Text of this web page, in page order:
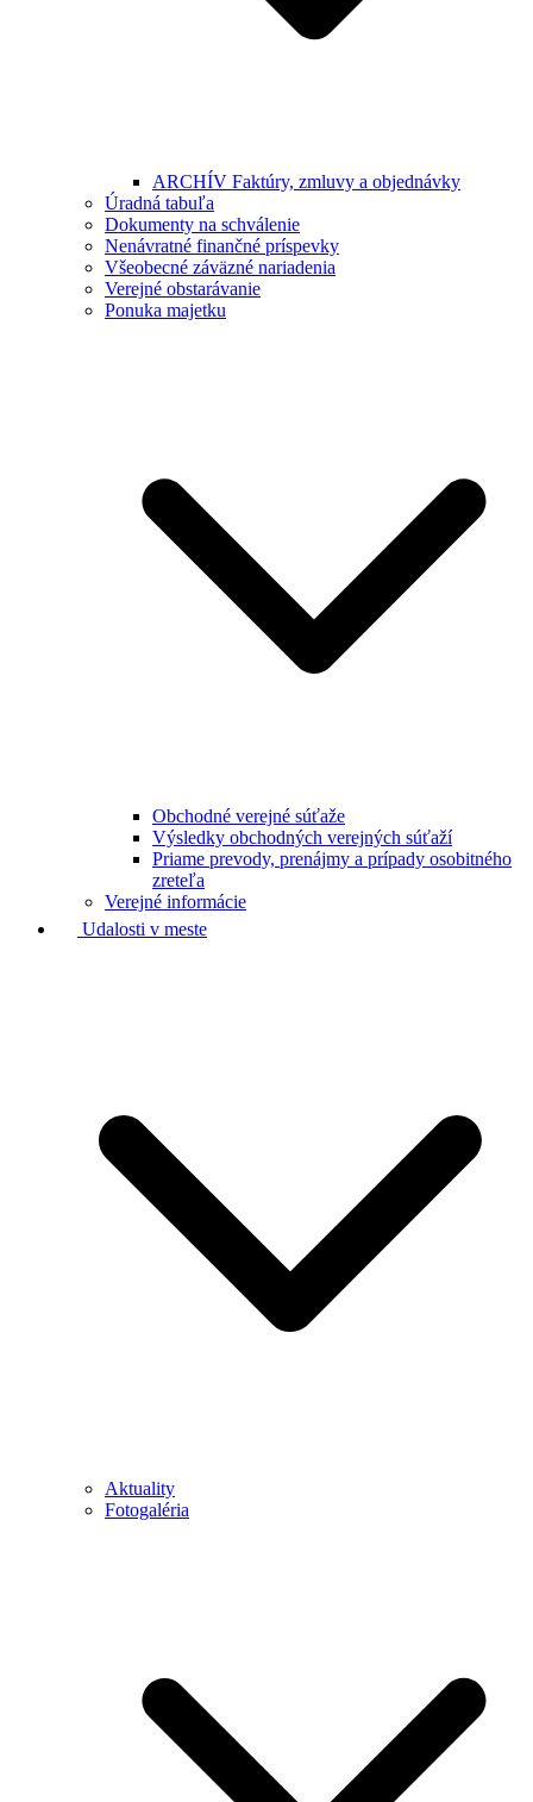
ARCHÍV Faktúry, zmluvy a objednávky
Úradná tabuľa
Dokumenty na schválenie
Nenávratné finančné príspevky
Všeobecné záväzné nariadenia
Verejné obstarávanie
Ponuka majetku
Obchodné verejné súťaže
Výsledky obchodných verejných súťaží
Priame prevody, prenájmy a prípady osobitného
zreteľa
Verejné informácie
Udalosti v meste
Aktuality
Fotogaléria